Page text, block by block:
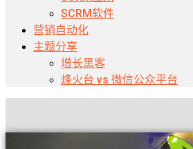
SCRM软件
营销自动化
主题分享
增长黑客
烽火台 vs 微信公众平台